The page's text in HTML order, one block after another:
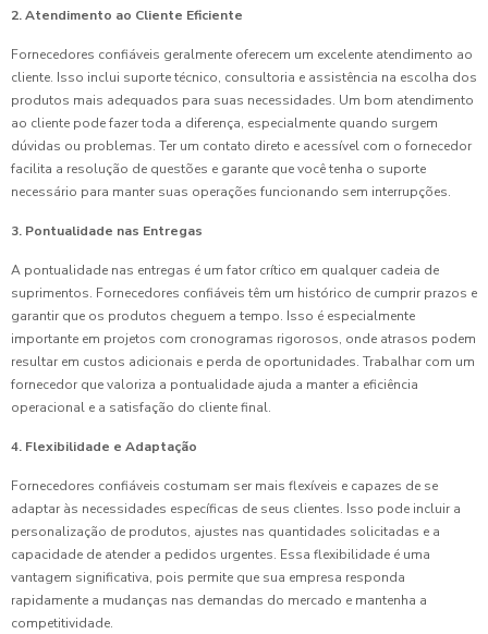
2. Atendimento ao Cliente Eficiente
Fornecedores confiáveis geralmente oferecem um excelente atendimento ao
cliente. Isso inclui suporte técnico, consultoria e assistência na escolha dos
produtos mais adequados para suas necessidades. Um bom atendimento
ao cliente pode fazer toda a diferença, especialmente quando surgem
dúvidas ou problemas. Ter um contato direto e acessível com o fornecedor
facilita a resolução de questões e garante que você tenha o suporte
necessário para manter suas operações funcionando sem interrupções.
3. Pontualidade nas Entregas
A pontualidade nas entregas é um fator crítico em qualquer cadeia de
suprimentos. Fornecedores confiáveis têm um histórico de cumprir prazos e
garantir que os produtos cheguem a tempo. Isso é especialmente
importante em projetos com cronogramas rigorosos, onde atrasos podem
resultar em custos adicionais e perda de oportunidades. Trabalhar com um
fornecedor que valoriza a pontualidade ajuda a manter a eficiência
operacional e a satisfação do cliente final.
4. Flexibilidade e Adaptação
Fornecedores confiáveis costumam ser mais flexíveis e capazes de se
adaptar às necessidades específicas de seus clientes. Isso pode incluir a
personalização de produtos, ajustes nas quantidades solicitadas e a
capacidade de atender a pedidos urgentes. Essa flexibilidade é uma
vantagem significativa, pois permite que sua empresa responda
rapidamente a mudanças nas demandas do mercado e mantenha a
competitividade.